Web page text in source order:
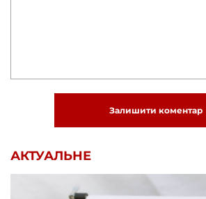
Залишити коментар
АКТУАЛЬНЕ